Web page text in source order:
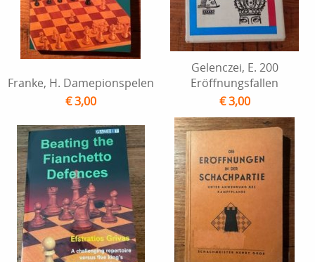
Franke, H. Damepionspelen
€ 3,00
Gelenczei, E. 200
Eröffnungsfallen
€ 3,00